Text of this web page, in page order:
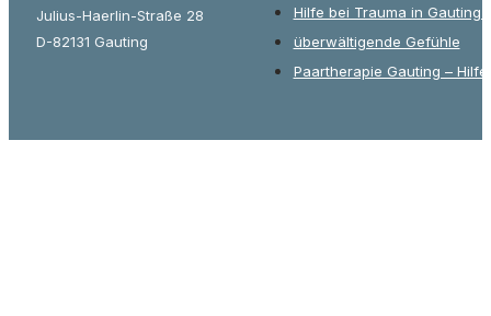
Julius-Haerlin-Straße 28
D-82131 Gauting
Hilfe bei Trauma in Gauting
überwältigende Gefühle
Paartherapie Gauting –